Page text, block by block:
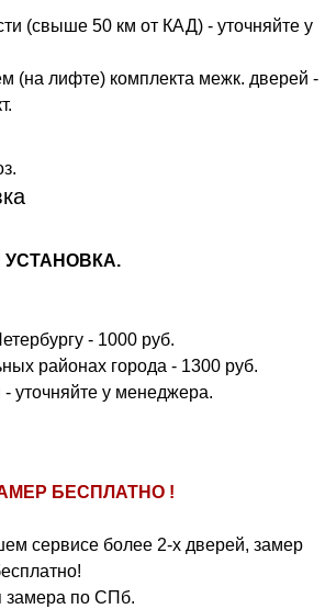
(свыше 50 км от КАД) - уточняйте у
(на лифте) комплекта межк. дверей -
УСТАНОВКА.
- 1000 руб.
районах города - 1300 руб.
уточняйте у менеджера.
БЕСПЛАТНО !
сервисе более 2-х дверей, замер
замера по СПб.